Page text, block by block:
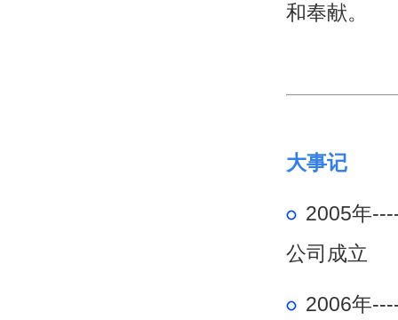
和奉献。
大事记
2005年
公司成立
2006年